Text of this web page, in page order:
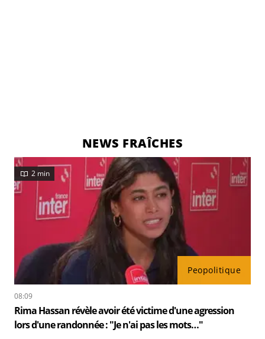
NEWS FRAÎCHES
Peopolitique
2 min
08:09
Rima Hassan révèle avoir été victime d'une agression
lors d'une randonnée : "Je n'ai pas les mots…"